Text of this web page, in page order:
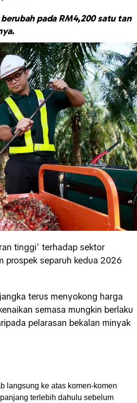
pada RM4,200 satu tan
tinggi’ terhadap sektor
prospek separuh kedua 2026
terus menyokong harga
semasa mungkin berlaku
pelarasan bekalan minyak
langsung ke atas komen-komen
terlebih dahulu sebelum